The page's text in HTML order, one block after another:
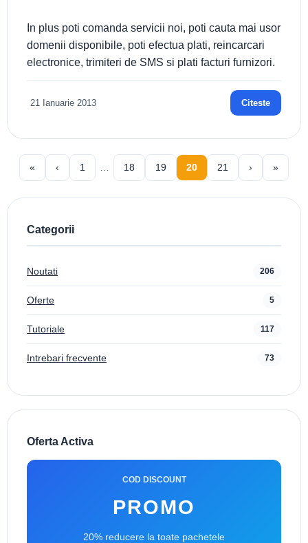
In plus poti comanda servicii noi, poti cauta mai usor
domenii disponibile, poti efectua plati, reincarcari
electronice, trimiteri de SMS si plati facturi furnizori.
21 Ianuarie 2013 Citeste
« ‹ 1 18 19 20 21 › »
Categorii
Noutati 206
Oferte 5
Tutoriale 117
Intrebari frecvente 73
Oferta Activa
COD DISCOUNT
PROMO
20% reducere la toate pachetele